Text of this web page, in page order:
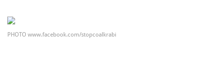
PHOTO www.facebook.com/stopcoalkrabi